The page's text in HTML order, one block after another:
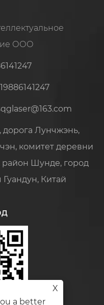
ООО
Лунчжэнь,
комитет деревни
Шунде, город
Китай
X
a better